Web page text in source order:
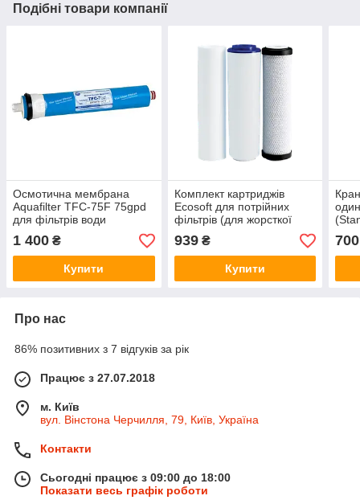
Подібні товари компанії
Осмотична мембрана
Aquafilter TFC-75F 75gpd
для фільтрів води
1 400 ₴
Купити
Комплект картриджів
Ecosoft для потрійних
фільтрів (для жорсткої
води)
939₴
Купити
700
Про нас
86% позитивних з 7 відгуків за рік
Працює з 27.07.2018
м. Київ
вул. Вінстона Черчилля, 79, Київ, Україна
Контакти
Сьогодні працює з 09:00 до 18:00
Показати весь графік роботи